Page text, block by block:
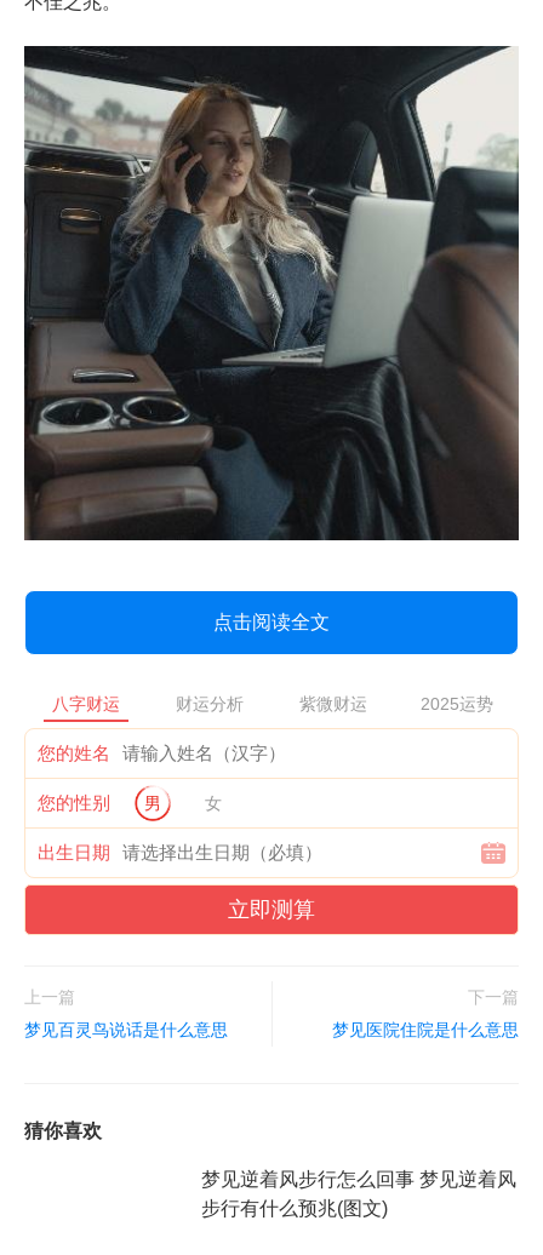
点击阅读全文
八字财运 财运分析 紫微财运 2025运势
您的姓名
您的性别 男 女
出生日期
立即测算
上一篇
梦见百灵鸟说话是什么意思
下一篇
梦见医院住院是什么意思
猜你喜欢
梦见逆着风步行怎么回事 梦见逆着风
步行有什么预兆(图文)